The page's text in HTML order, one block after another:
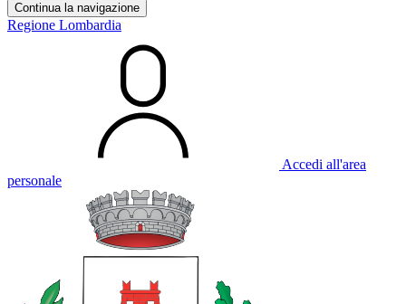
Continua la navigazione
Regione Lombardia
Accedi all'area
personale